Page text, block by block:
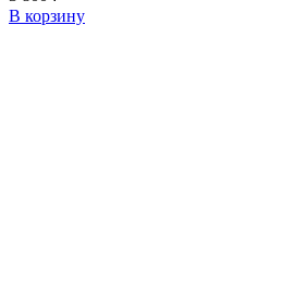
В корзину